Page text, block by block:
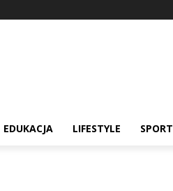
EDUKACJA LIFESTYLE SPORT